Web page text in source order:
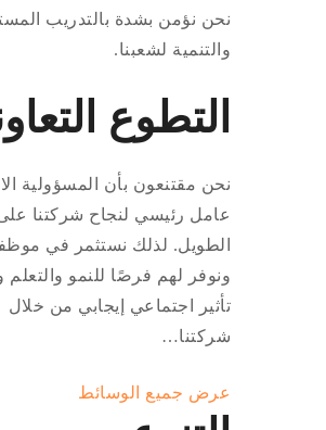
نحن نؤمن بشدة بالتدريب
والتنمية لشعبنا.
التطوع
نحن مقتنعون بأن المسؤولية
عامل رئيسي لنجاح شركتنا
الطويل. لذلك نستثمر في
ونوفر لهم فرصًا للنمو والتعلم
تأثير اجتماعي إيجابي من خلال
شركتنا…
عرض جميع الوسائط